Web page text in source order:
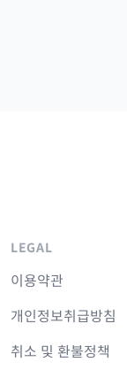
LEGAL
이용약관
개인정보취급방침
취소 및 환불정책